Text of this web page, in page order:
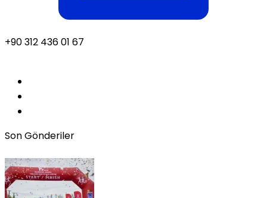
+90 312 436 01 67
Son Gönderiler